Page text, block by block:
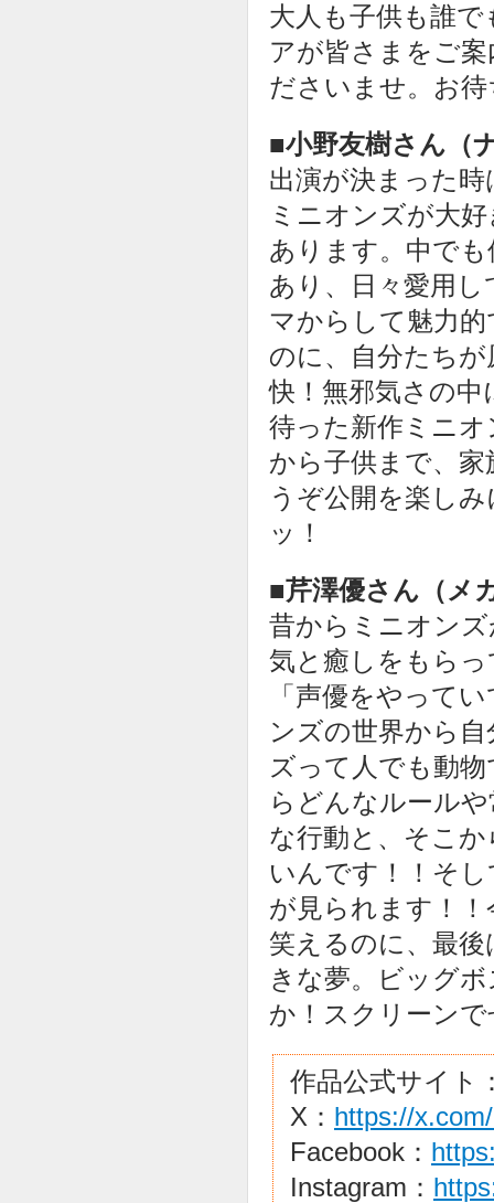
大人も子供も誰
アが皆さまをご
ださいませ。お
■小野友樹さん（
出演が決まった
ミニオンズが大
あります。中で
あり、日々愛用
マからして魅力
のに、自分たち
快！無邪気さの
待った新作ミニ
から子供まで、
うぞ公開を楽し
ッ！
■芹澤優さん（メ
昔からミニオン
気と癒しをもら
「声優をやって
ンズの世界から
ズって人でも動
らどんなルール
な行動と、そこ
いんです！！そ
が見られます！
笑えるのに、最
きな夢。ビッグ
か！スクリーン
作品公式サイト
X： https://
Facebook：
Instagram：